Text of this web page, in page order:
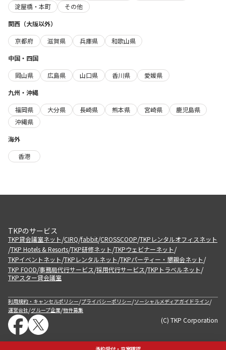
予約受付・空室確認
淀屋橋・本町
その他
関西（大阪以外）
京都府
滋賀県 兵庫県
和歌山県
中国・四国
岡山県
広島県 山口県 香川県
愛媛県
九州・沖縄
福岡県
大分県 長崎県 熊本県 宮崎県
鹿児島県
沖縄県
海外
香港
TKPのサービス
TKP貸会議室ネット/CIRQ/fabbit/CROSSCOOP/TKPレンタルオフィスネット
/TKP Hotels & Resorts/TKP研修ネット/TKPウェビナーネット/
TKPイベントネット/TKPレンタルネット/TKPパーティー・懇親会ネット/
TKP FOOD/事務局代行サービス/採用代行サービス/TKPトラベルネット/
TKPスター貸会議室
利用規約・キャンセルポリシー/プライバシーポリシー/ソーシャルメディアガイドライン/
運営会社/グループ企業/物件募集
(C) TKP Corporation